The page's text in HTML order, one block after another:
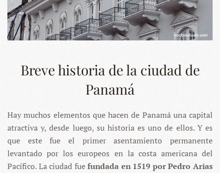
Breve historia de la ciudad de
Panamá
Hay muchos elementos que hacen de Panamá una capital
atractiva y, desde luego, su historia es uno de ellos. Y es
que este fue el primer asentamiento permanente
levantado por los europeos en la costa americana del
Pacífico. La ciudad fuefundada en 1519 por Pedro Arias